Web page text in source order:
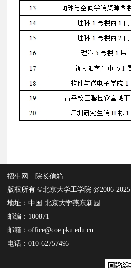
招生网
院长信箱
版权所有 ©北京大学工学院 @2006-2025
地址：中国·北京大学燕东新园
邮编：100871
邮箱：office@coe.pku.edu.cn
电话：010-62757496